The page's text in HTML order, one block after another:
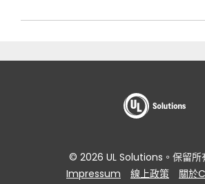
© 2026 UL Solutions。保留所
Impressum
線上政策
關於